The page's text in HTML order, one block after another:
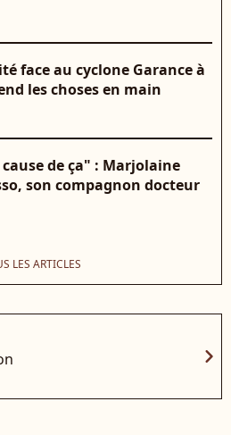
face au cyclone Garance à
les choses en main
cause de ça" : Marjolaine
son compagnon docteur
LES ARTICLES
chevron_right